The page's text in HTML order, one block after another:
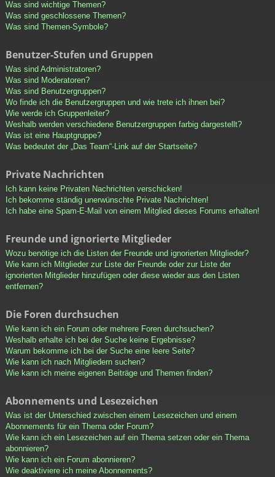
Was sind wichtige Themen?
Was sind geschlossene Themen?
Was sind Themen-Symbole?
Benutzer-Stufen und Gruppen
Was sind Administratoren?
Was sind Moderatoren?
Was sind Benutzergruppen?
Wo finde ich die Benutzergruppen und wie trete ich ihnen bei?
Wie werde ich Gruppenleiter?
Weshalb werden verschiedene Benutzergruppen farbig dargestellt?
Was ist eine Hauptgruppe?
Was bedeutet der „Das Team“-Link auf der Startseite?
Private Nachrichten
Ich kann keine Privaten Nachrichten verschicken!
Ich bekomme ständig unerwünschte Private Nachrichten!
Ich habe eine Spam-E-Mail von einem Mitglied dieses Forums erhalten!
Freunde und ignorierte Mitglieder
Wozu benötige ich die Listen der Freunde und ignorierten Mitglieder?
Wie kann ich Mitglieder zur Liste der Freunde oder zur Liste der
ignorierten Mitglieder hinzufügen oder diese wieder aus den Listen
entfernen?
Die Foren durchsuchen
Wie kann ich ein Forum oder mehrere Foren durchsuchen?
Weshalb erhalte ich bei der Suche keine Ergebnisse?
Warum bekomme ich bei der Suche eine leere Seite?
Wie kann ich nach Mitgliedern suchen?
Wie kann ich meine eigenen Beiträge und Themen finden?
Abonnements und Lesezeichen
Was ist der Unterschied zwischen einem Lesezeichen und einem
Abonnements für ein Thema oder Forum?
Wie kann ich ein Lesezeichen auf ein Thema setzen oder ein Thema
abonnieren?
Wie kann ich ein Forum abonnieren?
Wie deaktiviere ich meine Abonnements?